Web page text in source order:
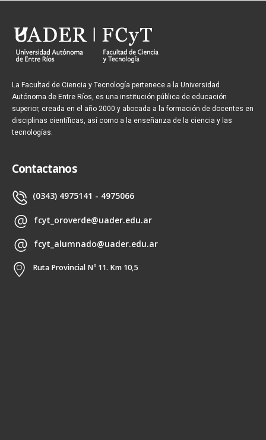
La Facultad de Ciencia y Tecnología pertenece a la Universidad
Autónoma de Entre Ríos, es una institución pública de educación
superior, creada en el año 2000 y abocada a la formación de docentes en
disciplinas científicas, así como a la enseñanza de la ciencia y las
tecnologías.
Contactanos
(0343) 4975141 - 4975066
fcyt_oroverde@uader.edu.ar
fcyt_alumnado@uader.edu.ar
Ruta Provincial Nº 11. Km 10,5